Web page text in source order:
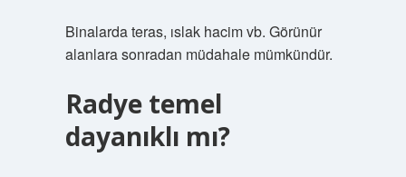
Binalarda teras, ıslak hacim vb. Görünür
alanlara sonradan müdahale mümkündür.
Radye temel
dayanıklı mı?